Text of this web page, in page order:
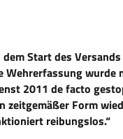
Start des
wurde
2011 de facto
zeitgemäßer Form
reibungslos.“